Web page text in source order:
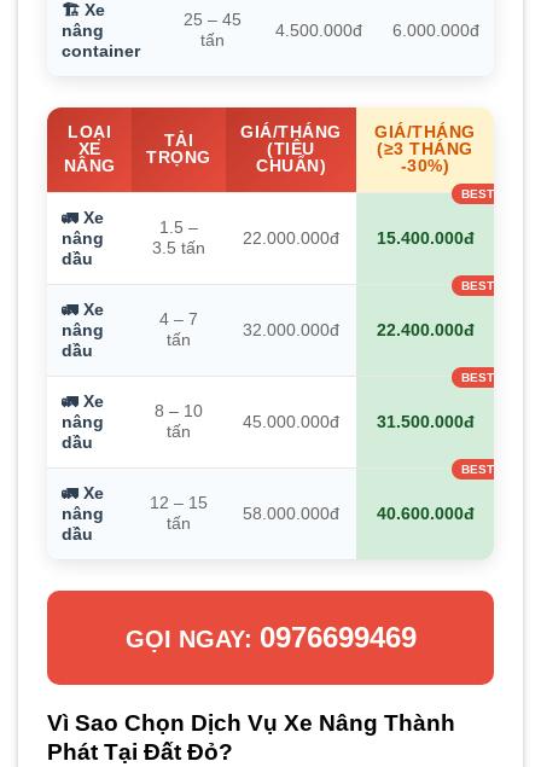
🏗️ Xe
nâng
container
25 – 45
tấn
4.500.000đ 6.000.000đ
LOẠI
XE
NÂNG
TẢI
TRỌNG
GIÁ/THÁNG
(TIÊU
CHUẨN)
GIÁ/THÁNG
(≥3 THÁNG
-30%)
🚛 Xe
nâng
dầu
1.5 –
3.5 tấn
22.000.000đ 15.400.000đ
🚛 Xe
nâng
dầu
4 – 7
tấn
32.000.000đ 22.400.000đ
🚛 Xe
nâng
dầu
8 – 10
tấn
45.000.000đ 31.500.000đ
🚛 Xe
nâng
dầu
12 – 15
tấn
58.000.000đ 40.600.000đ
GỌI NGAY: 0976699469
Vì Sao Chọn Dịch Vụ Xe Nâng Thành
Phát Tại Đất Đỏ?